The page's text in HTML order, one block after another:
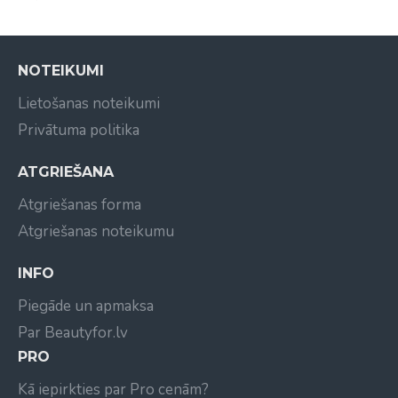
hiperkeratozes apstrādei
Inovatīvs hibrīda abrazīvs - dimanta un
keramikas kombinācija
Rupja abrazivitāte efektīvai materiāla
Augsta materiāla noņemšanas veiktspēja
Gludāka apstrādātā virsma
darbam
Nerūsējošā tērauda korpuss piemērots
dezinfekcijai un sterilizācijai
darbībai
NOTEIKUMI
Lietošanas noteikumi
Privātuma politika
ATGRIEŠANA
Atgriešanas forma
Atgriešanas noteikumu
INFO
Piegāde un apmaksa
Par Beautyfor.lv
PRO
Kā iepirkties par Pro cenām?